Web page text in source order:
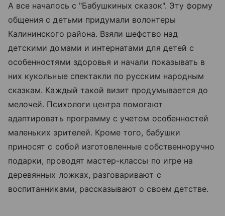
А все началось с "Бабушкиных сказок". Эту форму
общения с детьми придумали волонтеры
Калининского района. Взяли шефство над
детскими домами и интернатами для детей с
особенностями здоровья и начали показывать в
них кукольные спектакли по русским народным
сказкам. Каждый такой визит продумывается до
мелочей. Психологи центра помогают
адаптировать программу с учетом особенностей
маленьких зрителей. Кроме того, бабушки
приносят с собой изготовленные собственноручно
подарки, проводят мастер-классы по игре на
деревянных ложках, разговаривают с
воспитанниками, рассказывают о своем детстве.